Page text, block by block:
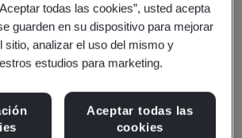
Borrar Enviar
todas las cookies”, usted acepta
guarden en su dispositivo para mejorar
sitio, analizar el uso del mismo y
estudios para marketing.
Aceptar todas las
cookies